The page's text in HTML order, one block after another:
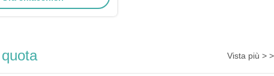
Vista più > >